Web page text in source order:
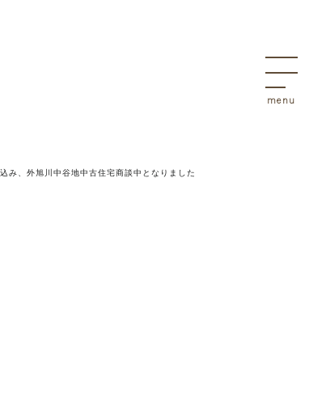
み、外旭川中谷地中古住宅商談中となりました